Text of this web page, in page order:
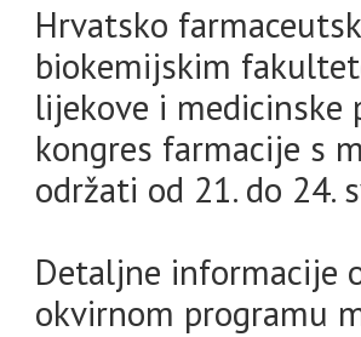
Hrvatsko
biokemijskim
lijekove i medicinske
kongres farmacije s
održati od 21. do 24.
Detaljne informacije
okvirnom programu